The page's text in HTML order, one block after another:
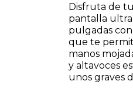
Disfruta de
pantalla
pulgadas
que te
manos
y altavoces
unos graves